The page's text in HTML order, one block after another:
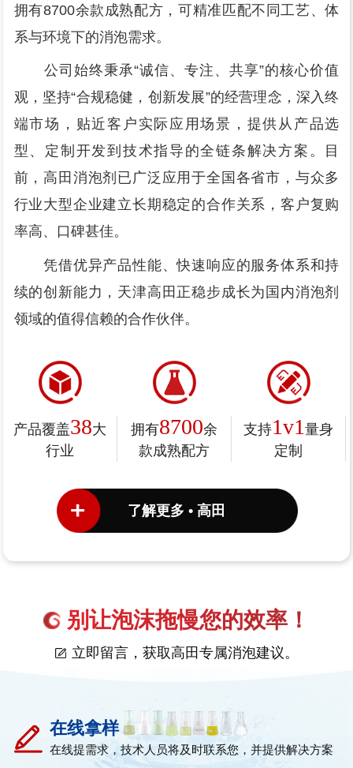
拥有8700余款成熟配方，可精准匹配不同工艺、体
系与环境下的消泡需求。
公司始终秉承“诚信、专注、共享”的核心价值
观，坚持“合规稳健，创新发展”的经营理念，深入终
端市场，贴近客户实际应用场景，提供从产品选
型、定制开发到技术指导的全链条解决方案。目
前，高田消泡剂已广泛应用于全国各省市，与众多
行业大型企业建立长期稳定的合作关系，客户复购
率高、口碑甚佳。
凭借优异产品性能、快速响应的服务体系和持
续的创新能力，天津高田正稳步成长为国内消泡剂
领域的值得信赖的合作伙伴。
产品覆盖38大
行业
拥有8700余
款成熟配方
支持1v1量身
定制
了解更多 • 高田
别让泡沫拖慢您的效率！
立即留言，获取高田专属消泡建议。
在线拿样
在线提需求，技术人员将及时联系您，并提供解决方案